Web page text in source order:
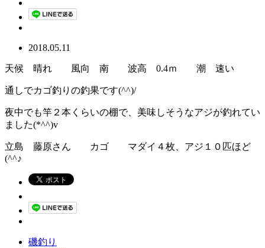
2018.05.11
天候 晴れ 風向 南 波高 0.4ｍ 潮 速い
通しでカゴ釣りの釣果です(^^)/
夜中でも竿２本くらいの棚で、美味しそうなアジが釣れてい
ました(*^^)v
立島 藤原さん カゴ マダイ４枚、アジ１０匹ほど
(^^♪
磯釣り